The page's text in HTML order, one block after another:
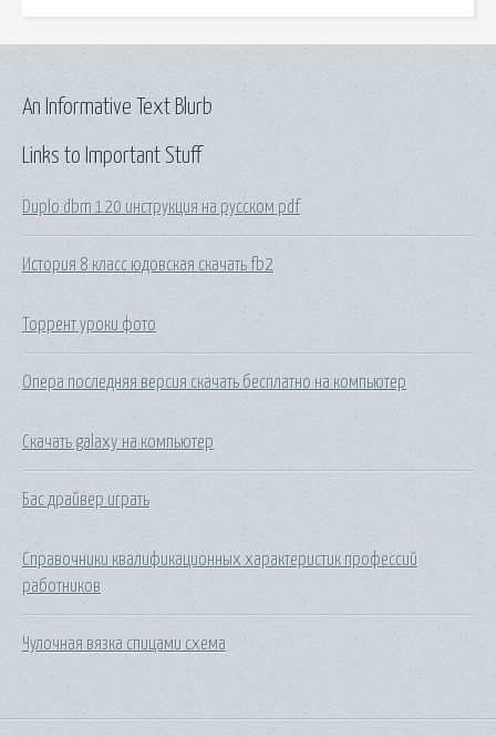
Links to Important Stuff
Duplo dbm 120 инструкция на русском pdf
История 8 класс юдовская скачать fb2
Торрент уроки фото
Опера последняя версия скачать бесплатно на компьютер
Скачать galaxy на компьютер
Бас драйвер играть
Справочники квалификационных характеристик профессий
работников
Чулочная вязка спицами схема
An Informative Text Blurb